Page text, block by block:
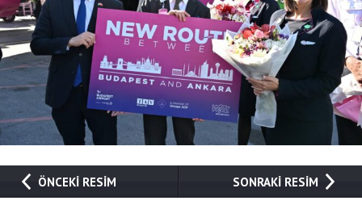
ÖNCEKİ RESİM SONRAKİ RESİM